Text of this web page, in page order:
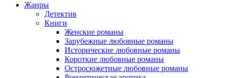
Жанры
Детектив
Книги
Женские романы
Зарубежные любовные романы
Исторические любовные романы
Короткие любовные романы
Остросюжетные любовные романы